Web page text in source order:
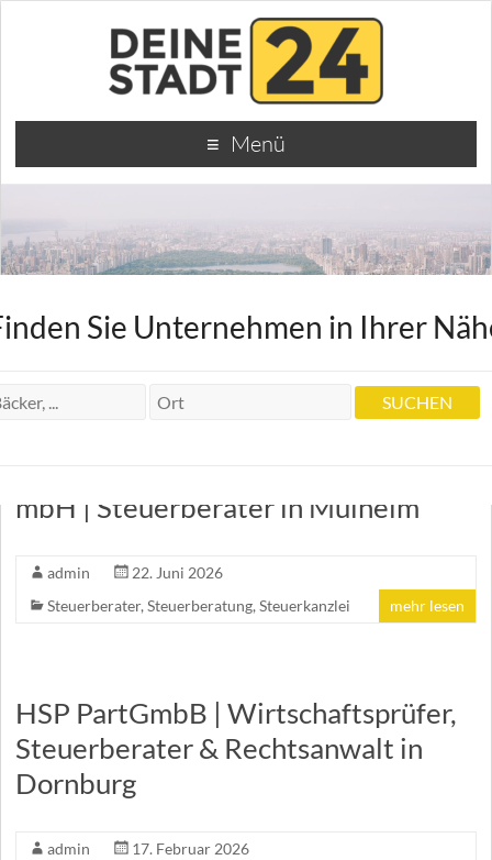
Menü
Sie Unternehmen in Ihrer
mbH | Steuerberater in Mülheim
admin
22. Juni 2026
Steuerberater,Steuerberatung,Steuerkanzlei mehr lesen
HSP PartGmbB | Wirtschaftsprüfer,
Steuerberater & Rechtsanwalt in
Dornburg
admin
17. Februar 2026